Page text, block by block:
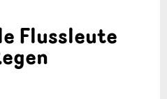
Flussleute